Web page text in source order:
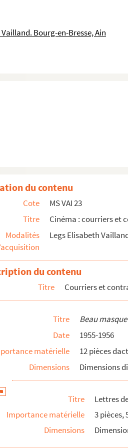
Bourg-en-Bresse, Ain
le cinéma
film
La Novice
deEt mourir de plaisir
du contenu
Cote
MS VAI 23
Titre
Cinéma : courriers et
Modalités
Legs Elisabeth
du contenu
Titre Courriers et
Titre
Beau masque
Date
1955-1956
matérielle
12 pièces
Dimensions
Dimensions
Titre Lettres
Importance matérielle
3 pièces,
Dimensions